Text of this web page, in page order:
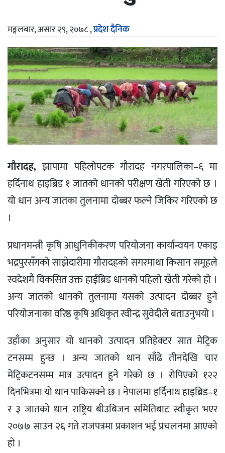
मङ्गलबार, असार २९, २०७८,प्रदेश दैनिक
गौरादह, झापामा पहिलोपटक गौरादह नगरपालिका–६ मा
हर्दिनाथ हाइब्रिड १ जातको धानको परीक्षण खेती गरिएको छ ।
यो धान अन्य जातका तुलनामा दोब्बर फल्ने जिकिर गरिएको छ
।
प्रधानमन्त्री कृषि आधुनिकीकरण परियोजना कार्यान्वयन एकाइ
भद्रपुरसँगको साझेदारीमा गौरादहको सगरमाथा किसान समूहले
स्वदेशमै विकसित उक्त हाईब्रिड धानको पहिलो खेती गरेको हो ।
अन्य जातको धानको तुलनामा यसको उत्पादन दोब्बर हुने
परियोजनाका वरिष्ठ कृषि अधिकृत रवीन्द्र सुवेदीले बताउनुभयो ।
उहाँका अनुसार यो धानको उत्पादन प्रतिहेक्टर सात मेट्रिक
टनसम्म हुन्छ । अन्य जातको धान साँढे तीनदेखि चार
मेट्रिकटनसम्म मात्र उत्पादन हुने गरेको छ । रोपिएको १२२
दिनभित्रमा यो धान पाकिसक्ने छ । नेपालमा हर्दिनाथ हाइब्रिड–१
र ३ जातको धान राष्ट्रिय बीउबिजन समितिबाट स्वीकृत भएर
२०७७ साउन २६ गते राजपत्रमा प्रकाशन भई प्रचलनमा आएको
हो ।